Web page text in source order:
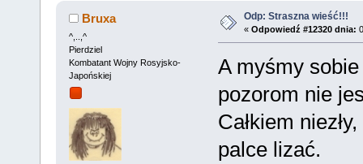
Bruxa
^,..,^
Pierdziel
Kombatant Wojny Rosyjsko-
Japońskiej
Odp: Straszna wieść!!!
« Odpowiedź #12320 dnia:
A myśmy
pozorom nie
Całkiem
palce lizać.